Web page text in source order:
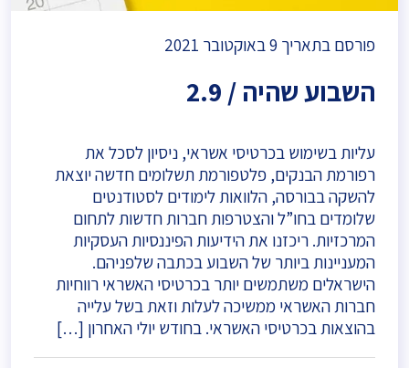
פורסם בתאריך 9 באוקטובר 2021
השבוע שהיה / 2.9
עליות בשימוש בכרטיסי אשראי, ניסיון לסכל את
רפורמת הבנקים, פלטפורמת תשלומים חדשה יוצאת
להשקה בבורסה, הלוואות לימודים לסטודנטים
שלומדים בחו”ל והצטרפות חברות חדשות לתחום
המרכזיות. ריכזנו את הידיעות הפיננסיות העסקיות
המעניינות ביותר של השבוע בכתבה שלפניהם.
הישראלים משתמשים יותר בכרטיסי האשראי רווחיות
חברות האשראי ממשיכה לעלות וזאת בשל עלייה
בהוצאות בכרטיסי האשראי. בחודש יולי האחרון […]